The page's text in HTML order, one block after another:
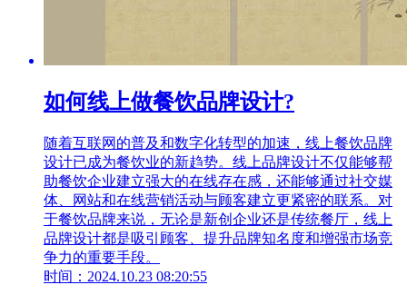
如何线上做餐饮品牌设计?
随着互联网的普及和数字化转型的加速，线上餐饮品牌
设计已成为餐饮业的新趋势。线上品牌设计不仅能够帮
助餐饮企业建立强大的在线存在感，还能够通过社交媒
体、网站和在线营销活动与顾客建立更紧密的联系。对
于餐饮品牌来说，无论是新创企业还是传统餐厅，线上
品牌设计都是吸引顾客、提升品牌知名度和增强市场竞
争力的重要手段。
时间：2024.10.23 08:20:55